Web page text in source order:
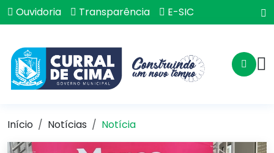
Ouvidoria Transparência E-SIC
Início Notícias Notícia